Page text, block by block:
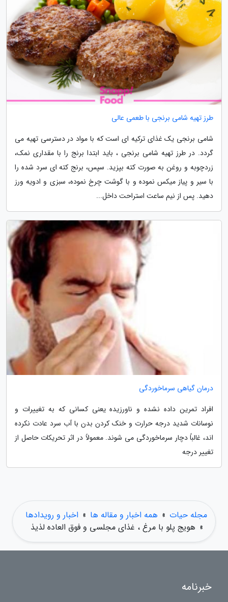
طرز تهیه شامی برنجی با طعمی عالی
شامی برنجی یک غذای ترکیه ای است که با مواد در دسترسی تهیه می
گردد. در طرز تهیه شامی برنجی ، باید ابتدا برنج را با مقداری نمک،
زردچوبه و روغن به صورت کته بپزید. سپس، برنج کته ای سرد شده را
با سیر و پیاز میکس نموده و با گوشت چرخ نموده، سبزی و ادویه ورز
دهید. پس از نیم ساعت استراحت داخل...
درمان گیاهی سرماخوردگی
افراد تمرین داده نشده و ناورزیده یعنی کسانی که به تغییرات و
نوسانات شدید درجه حرارت و خنک کردن بدن با آب سرد عادت نکرده
اند، غالباً دچار سرماخوردگی می شوند. معمولاً در اثر تحریکات حاصل از
تغییر درجه
مجله حیات » همه اخبار و مقاله ها » اخبار و رویدادها
» هویج پلو با مرغ ، غذای مجلسی و فوق العاده لذیذ
خبرنامه